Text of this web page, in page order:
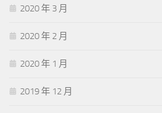
2020 年 3 月
2020 年 2 月
2020 年 1 月
2019 年 12 月